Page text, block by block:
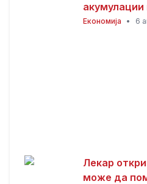
обезбедена
Економија • 6
Лекар
може да